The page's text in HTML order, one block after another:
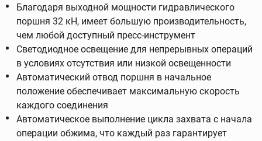
Благодаря выходной мощности гидравлического
поршня 32 кН, имеет большую производительность,
чем любой доступный пресс-инструмент
Светодиодное освещение для непрерывных операций
в условиях отсутствия или низкой освещенности
Автоматический отвод поршня в начальное
положение обеспечивает максимальную скорость
каждого соединения
Автоматическое выполнение цикла захвата с начала
операции обжима, что каждый раз гарантирует